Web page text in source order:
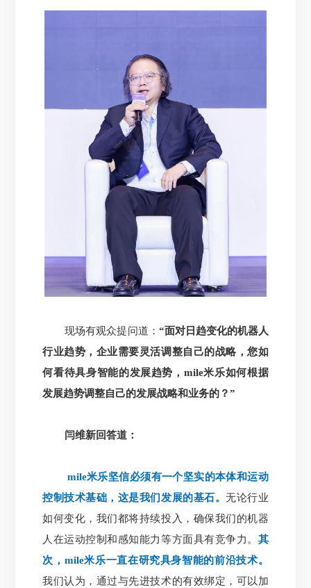
现场有观众提问道： “面对日趋变化的机器人
行业趋势，企业需要灵活调整自己的战略，您如
何看待具身智能的发展趋势，mile米乐如何根据
发展趋势调整自己的发展战略和业务的？”
闫维新回答道：
mile米乐坚信必须有一个坚实的本体和运动
控制技术基础，这是我们发展的基石。无论行业
如何变化，我们都将持续投入，确保我们的机器
人在运动控制和感知能力等方面具有竞争力。 其
次，mile米乐一直在研究具身智能的前沿技术。
我们认为，通过与先进技术的有效绑定，可以加